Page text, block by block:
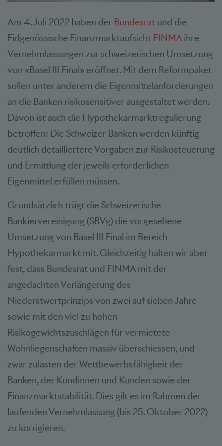
Am 4. Juli 2022 haben der Bundesrat und die
Eidgenössische Finanzmarktaufsicht FINMA ihre
Vernehmlassungen zur schweizerischen Umsetzung
von «Basel III Final» eröffnet. Mit dem Reformpaket
sollen unter anderem die Eigenmittelanforderungen
an die Banken risikosensitiver ausgestaltet werden.
Davon ist auch die Hypothekarmarktregulierung
betroffen: Die Schweizer Banken werden künftig
deutlich detailliertere Vorgaben zur Risikosteuerung
und Ermittlung der jeweils erforderlichen
Eigenmittel erfüllen müssen.
Grundsätzlich trägt die Schweizerische
Bankiervereinigung (SBVg) die vorgesehene
Umsetzung von Basel III Final im Bereich
Hypothekarmarkt mit. Gleichzeitig halten wir aber
fest, dass Bundesrat und FINMA mit der
angedachten Verlängerung des
Niederstwertprinzips von zwei auf sieben Jahre
sowie mit den viel zu hohen
Risikogewichtszuschlägen für vermietete
Wohnliegenschaften massiv überschiessen, und
zwar zulasten der Wettbewerbsfähigkeit der
Banken, der Kundinnen und Kunden sowie der
Finanzmarktstabilität. Dies gilt es im Rahmen der
laufenden Vernehmlassung (bis 25. Oktober 2022)
zu korrigieren.